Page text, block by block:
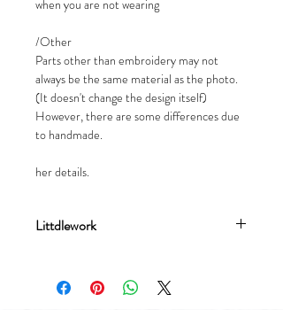
when you are not wearing
/Other
Parts other than embroidery may not
always be the same material as the photo.
(It doesn't change the design itself)
However, there are some differences due
to handmade.
her details.
Littdlework
分別有刺繡飾品品牌Littdlework及插畫
品牌Meteorillust窮遊女生。品牌均由由